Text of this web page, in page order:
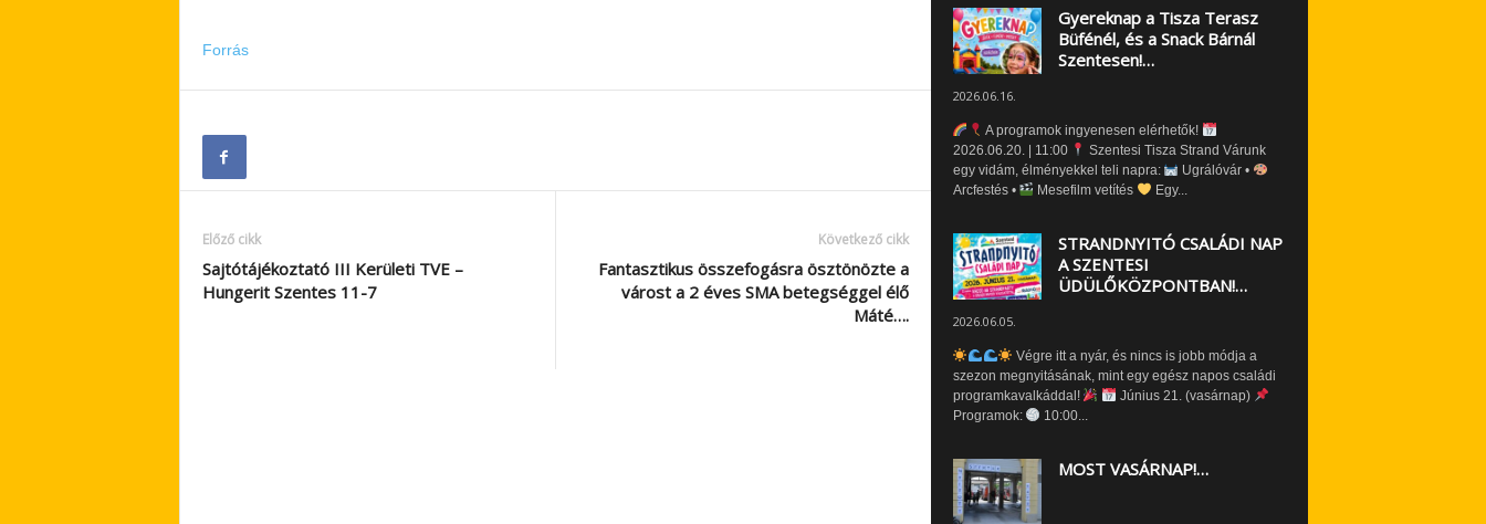
Forrás
Előző cikk
Sajtótájékoztató III Kerületi TVE –
Hungerit Szentes 11-7
Következő cikk
Fantasztikus összefogásra ösztönözte a
várost a 2 éves SMA betegséggel élő
Máté….
Gyereknap a Tisza Terasz
Büfénél, és a Snack Bárnál
Szentesen!…
2026.06.16.
A programok ingyenesen elérhetők!
2026.06.20. | 11:00
Szentesi Tisza Strand Várunk
egy vidám, élményekkel teli napra:
Ugrálóvár •
Arcfestés •
Mesefilm vetítés Egy...
STRANDNYITÓ CSALÁDI NAP
A SZENTESI
ÜDÜLŐKÖZPONTBAN!…
2026.06.05.
Végre itt a nyár, és nincs is jobb módja a
szezon megnyitásának, mint egy egész napos családi
programkavalkáddal!
Június 21. (vasárnap)
Programok:
10:00...
MOST VASÁRNAP!…